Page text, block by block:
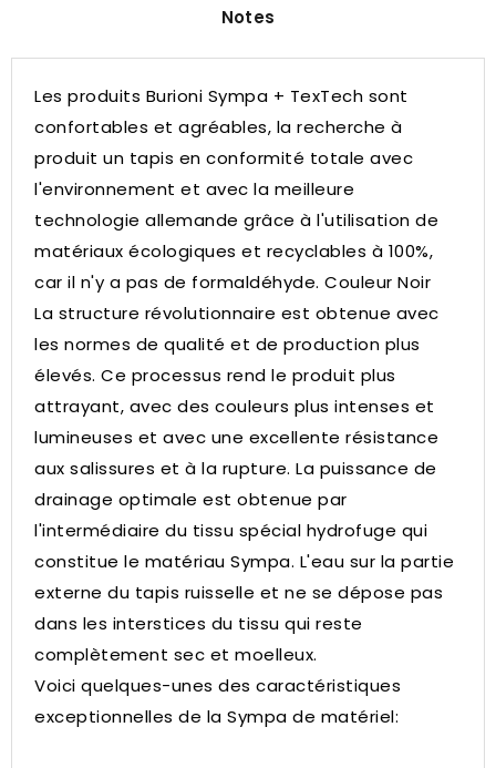
Notes
Les produits Burioni Sympa + TexTech sont
confortables et agréables, la recherche à
produit un tapis en conformité totale avec
l'environnement et avec la meilleure
technologie allemande grâce à l'utilisation de
matériaux écologiques et recyclables à 100%,
car il n'y a pas de formaldéhyde. Couleur Noir
La structure révolutionnaire est obtenue avec
les normes de qualité et de production plus
élevés. Ce processus rend le produit plus
attrayant, avec des couleurs plus intenses et
lumineuses et avec une excellente résistance
aux salissures et à la rupture. La puissance de
drainage optimale est obtenue par
l'intermédiaire du tissu spécial hydrofuge qui
constitue le matériau Sympa. L'eau sur la partie
externe du tapis ruisselle et ne se dépose pas
dans les interstices du tissu qui reste
complètement sec et moelleux.
Voici quelques-unes des caractéristiques
exceptionnelles de la Sympa de matériel: